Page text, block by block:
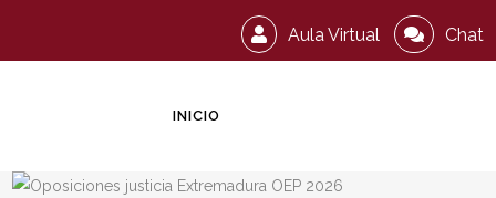
Aula Virtual Chat
INICIO